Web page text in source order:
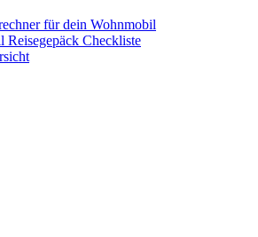
für dein Wohnmobil
Reisegepäck Checkliste